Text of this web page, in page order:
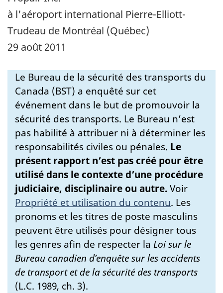
à l'aéroport international Pierre-Elliott-
Trudeau de Montréal (Québec)
29 août 2011
Le Bureau de la sécurité des transports du
Canada (BST) a enquêté sur cet
événement dans le but de promouvoir la
sécurité des transports. Le Bureau n’est
pas habilité à attribuer ni à déterminer les
responsabilités civiles ou pénales. Le
présent rapport n’est pas créé pour être
utilisé dans le contexte d’une procédure
judiciaire, disciplinaire ou autre.Voir
Propriété et utilisation du contenu. Les
pronoms et les titres de poste masculins
peuvent être utilisés pour désigner tous
les genres afin de respecter la Loi sur le
Bureau canadien d’enquête sur les accidents
de transport et de la sécurité des transports
(L.C. 1989, ch. 3).